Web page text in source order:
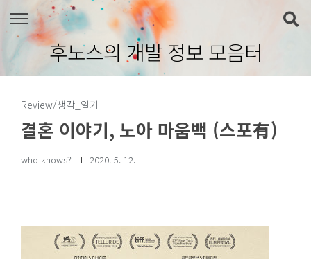
본문 바로가기
후노스의 개발 정보 모음터
Review/생각_일기
결혼 이야기, 노아 마움백 (스포有)
who knows? 2020. 5. 12.